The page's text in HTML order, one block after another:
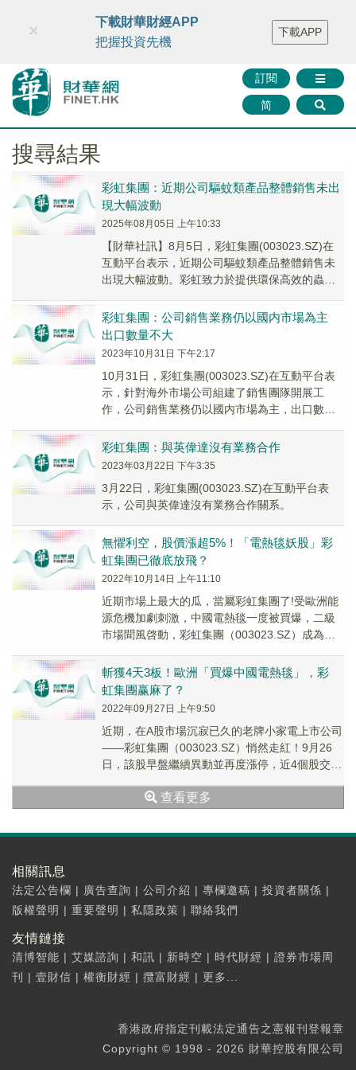
財華智庫網 FINTV FINMETA 財華證券 媒體矩陣
智庫沙龍
聯絡我們
訂閱
简
×
下載財華財經APP
把握投資先機
下載APP
搜尋結果
彩虹集團：近期公司驅蚊類產品整體銷售未出
現大幅波動
2025年08月05日 上午10:33
【財華社訊】8月5日，彩虹集團(003023.SZ)在
互動平台表示，近期公司驅蚊類產品整體銷售未
出現大幅波動。彩虹致力於提供環保高效的蟲害
消費做出貢獻。
彩虹集團：公司銷售業務仍以國内市場為主
出口數量不大
2023年10月31日 下午2:17
10月31日，彩虹集團(003023.SZ)在互動平台表
示，針對海外市場公司組建了銷售團隊開展工
作，公司銷售業務仍以國内市場為主，出口數量
彩虹集團：與英偉達沒有業務合作
2023年03月22日 下午3:35
3月22日，彩虹集團(003023.SZ)在互動平台表
示，公司與英偉達沒有業務合作關系。
無懼利空，股價漲超5%！「電熱毯妖股」彩
虹集團已徹底放飛？
2022年10月14日 上午11:10
近期市場上最大的瓜，當屬彩虹集團了!受歐洲能
源危機加劇刺激，中國電熱毯一度被買爆，二級
市場聞風啓動，彩虹集團（003023.SZ）成為
斬獲4天3板！歐洲「買爆中國電熱毯」，彩
虹集團赢麻了？
2022年09月27日 上午9:50
近期，在A股市場沉寂已久的老牌小家電上市公司
——彩虹集團（003023.SZ）悄然走紅！9月26
日，該股早盤繼續異動並再度漲停，近4個股交易
查看更多
相關訊息
法定公告欄 | 廣告查詢 | 公司介紹 | 專欄邀稿 | 投資者關係 |
版權聲明 | 重要聲明 | 私隱政策 | 聯絡我們
友情鏈接
清博智能 | 艾媒諮詢 | 和訊 | 新時空 | 時代財經 | 證券市場周
刊
| 壹財信 | 權衡財經 | 攬富財經 | 更多...
香港政府指定刊載法定通告之憲報刊登報章
Copyright © 1998 - 2026 財華控股有限公司